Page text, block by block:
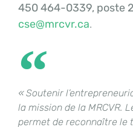
450 464-0339, poste
cse@mrcvr.ca.
« Soutenir
la mission de la MRCVR.
permet de reconnaître le